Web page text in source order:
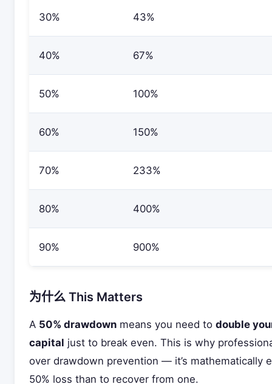
30% 43%
40% 67%
50% 100%
60% 150%
70% 233%
80% 400%
90% 900%
为什么 This Matters
A 50% drawdown means you need to double
capital just to break even. This is why
over drawdown prevention — it’s mathematically
50% loss than to recover from one.